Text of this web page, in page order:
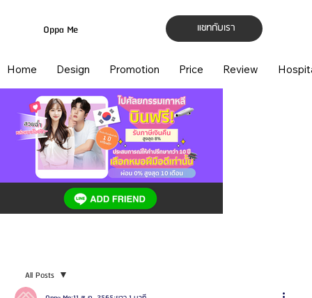
แชทกับเรา
Oppa Me
Home Design Promotion Price Review
All Posts